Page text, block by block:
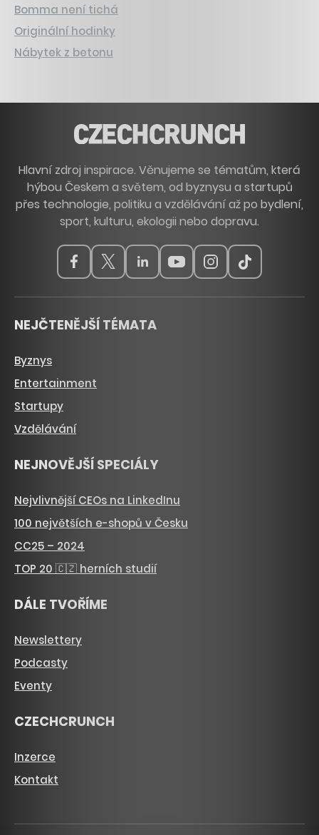
Bomma není tichá
Originální hodinky
Nábytek z betonu
Hlavní zdroj inspirace. Věnujeme se tématům, která
hýbou Českem a světem, od byznysu a startupů
přes technologie, politiku a vzdělávání až po bydlení,
sport, kulturu, ekologii nebo dopravu.
NEJČTENĚJŠÍ TÉMATA
Byznys
Entertainment
Startupy
Vzdělávání
NEJNOVĚJŠÍ SPECIÁLY
Nejvlivnější CEOs na LinkedInu
100 největších e-shopů v Česku
CC25 – 2024
TOP 20 🇨🇿 herních studií
DÁLE TVOŘÍME
Newslettery
Podcasty
Eventy
CZECHCRUNCH
Inzerce
Kontakt